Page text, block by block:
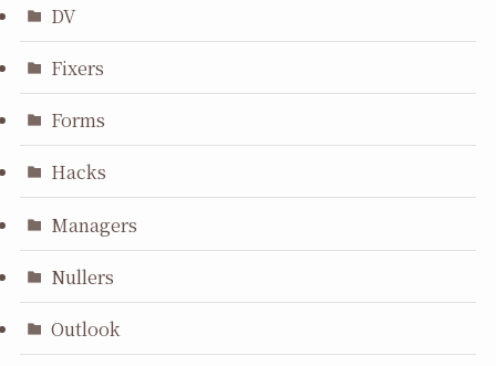
DV
Fixers
Forms
Hacks
Managers
Nullers
Outlook